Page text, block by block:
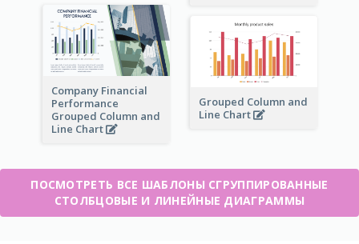
Company Financial
Performance
Grouped Column and
Line Chart
Grouped Column and
Line Chart
ПОСМОТРЕТЬ ВСЕ ШАБЛОНЫ СГРУППИРОВАННЫЕ
СТОЛБЦОВЫЕ И ЛИНЕЙНЫЕ ДИАГРАММЫ